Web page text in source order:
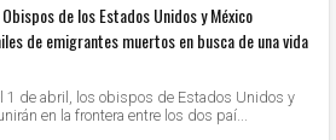
Obispos de los Estados Unidos y México
de emigrantes muertos en busca de una vida
1 de abril, los obispos de Estados Unidos y
en la frontera entre los dos paí...